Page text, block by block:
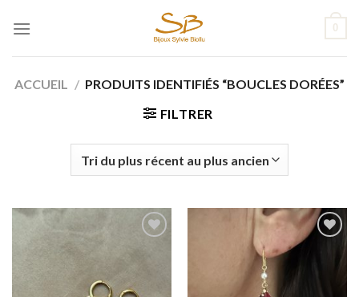
0
ACCUEIL / PRODUITS IDENTIFIÉS “BOUCLES DORÉES”
FILTRER
wishlist